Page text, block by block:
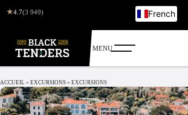
★4.7(3 949)
French
ACCUEIL » EXCURSIONS » EXCURSIONS